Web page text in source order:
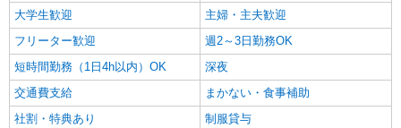
詳細を見る
アルバイト
株式会社東洋食品/旭市
学校給食の調理補助・洗浄
時給1,140円〜 試用期間：3か月※給与変動な
大学生歓迎
主婦・主夫歓迎
フリーター歓迎
週2～3日勤務OK
短時間勤務（1日4h以内）OK
深夜
交通費支給
まかない・食事補助
社割・特典あり
制服貸与